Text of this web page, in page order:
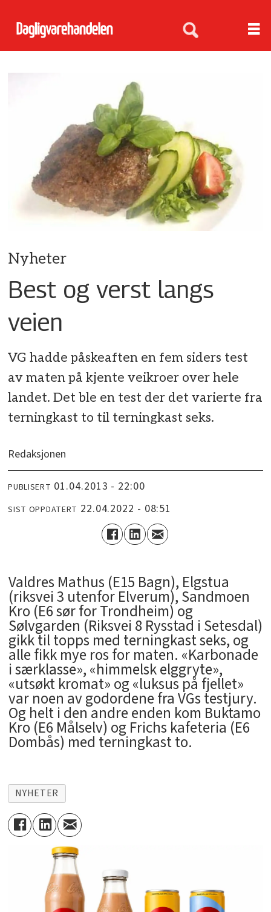
Nyheter
Best og verst langs
veien
VG hadde påskeaften en fem siders test
av maten på kjente veikroer over hele
landet. Det ble en test der det varierte fra
terningkast to til terningkast seks.
Redaksjonen
PUBLISERT 01.04.2013 - 22:00
SIST OPPDATERT 22.04.2022 - 08:51
Valdres Mathus (E15 Bagn), Elgstua
(riksvei 3 utenfor Elverum), Sandmoen
Kro (E6 sør for Trondheim) og
Sølvgarden (Riksvei 8 Rysstad i Setesdal)
gikk til topps med terningkast seks, og
alle fikk mye ros for maten. «Karbonade
i særklasse», «himmelsk elggryte»,
«utsøkt kromat» og «luksus på fjellet»
var noen av godordene fra VGs testjury.
Og helt i den andre enden kom Buktamo
Kro (E6 Målselv) og Frichs kafeteria (E6
Dombås) med terningkast to.
NYHETER